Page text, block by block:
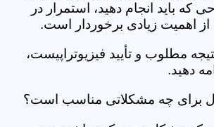
که باید انجام دهید، استمرار در
از اهمیت زیادی برخوردار است.
مطلوب و تأیید فیزیوتراپیست،
دهید.
برای چه مشکلاتی مناسب است؟